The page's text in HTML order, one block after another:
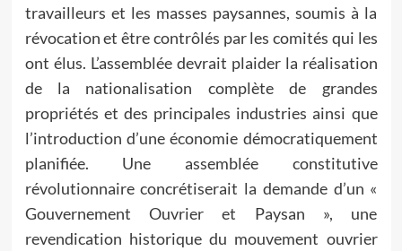
travailleurs et les masses paysannes, soumis à la
révocation et être contrôlés par les comités qui les
ont élus. L’assemblée devrait plaider la réalisation
de la nationalisation complète de grandes
propriétés et des principales industries ainsi que
l’introduction d’une économie démocratiquement
planifiée. Une assemblée constitutive
révolutionnaire concrétiserait la demande d’un «
Gouvernement Ouvrier et Paysan », une
revendication historique du mouvement ouvrier